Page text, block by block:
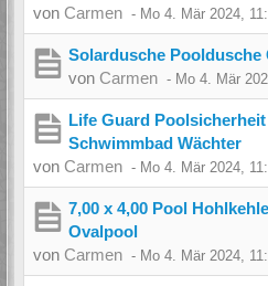
von Carmen - Mo 4. Mär 2024,
Solardusche Pooldusche
von Carmen - Mo 4. Mär
Life Guard
Schwimmbad Wächter
von Carmen - Mo 4. Mär 2024,
7,00 x 4,00 Pool
Ovalpool
von Carmen - Mo 4. Mär 2024,